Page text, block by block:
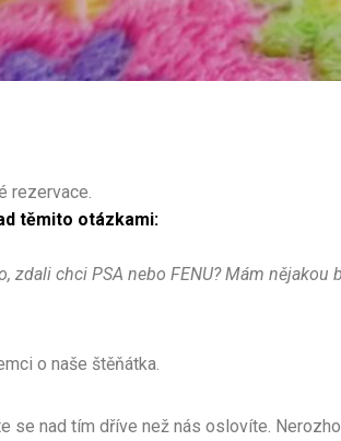
rezervace.
těmito otázkami:
chci PSA nebo FENU? Mám nějakou
o naše štěňátka.
se nad tím dříve než nás oslovíte.